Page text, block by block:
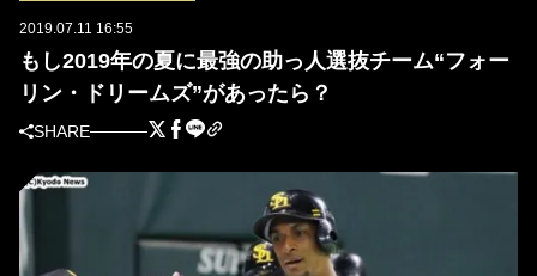
2019.07.11 16:55
もし2019年の夏に最強の助っ人選抜チーム“フォー
リン・ドリームズ”があったら？
SHARE